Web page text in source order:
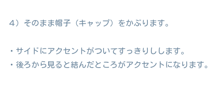
４）そのまま帽子（キャップ）をかぶります。
・サイドにアクセントがついてすっきりしします。
・後ろから見ると結んだところがアクセントになります。